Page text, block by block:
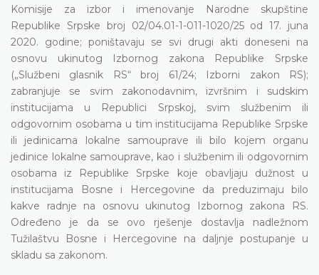
Komisije za izbor i imenovanje Narodne skupštine
Republike Srpske broj 02/04.01-1-011-1020/25 od 17. juna
2020. godine; poništavaju se svi drugi akti doneseni na
osnovu ukinutog Izbornog zakona Republike Srpske
(„Službeni glasnik RS“ broj 61/24; Izborni zakon RS);
zabranjuje se svim zakonodavnim, izvršnim i sudskim
institucijama u Republici Srpskoj, svim službenim ili
odgovornim osobama u tim institucijama Republike Srpske
ili jedinicama lokalne samouprave ili bilo kojem organu
jedinice lokalne samouprave, kao i službenim ili odgovornim
osobama iz Republike Srpske koje obavljaju dužnost u
institucijama Bosne i Hercegovine da preduzimaju bilo
kakve radnje na osnovu ukinutog Izbornog zakona RS.
Određeno je da se ovo rješenje dostavlja nadležnom
Tužilaštvu Bosne i Hercegovine na daljnje postupanje u
skladu sa zakonom.